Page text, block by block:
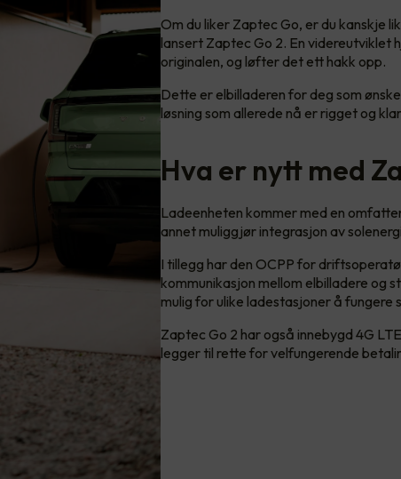
Om du liker Zaptec Go, er du kanskje
lansert Zaptec Go 2. En videreutviklet
originalen, og løfter det ett hakk opp.
Dette er elbilladeren for deg som
løsning som allerede nå er rigget og
Hva er nytt med
Ladeenheten kommer med en
annet muliggjør integrasjon av
I tillegg har den OCPP for
kommunikasjon mellom elbilladere og
mulig for ulike ladestasjoner å fungere
Zaptec Go 2 har også innebygd 4G
legger til rette for velfungerende